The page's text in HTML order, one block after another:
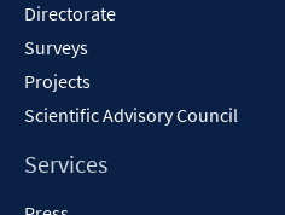
Directorate
Surveys
Projects
Scientific Advisory Council
Services